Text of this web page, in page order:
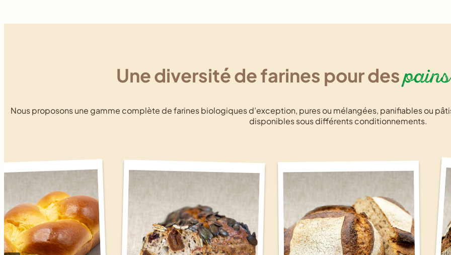
Une diversité de farines pour des
Nous proposons une gamme complète de farines biologiques d’exception, pures ou mélangées, panifiables ou
disponibles sous différents conditionnements.